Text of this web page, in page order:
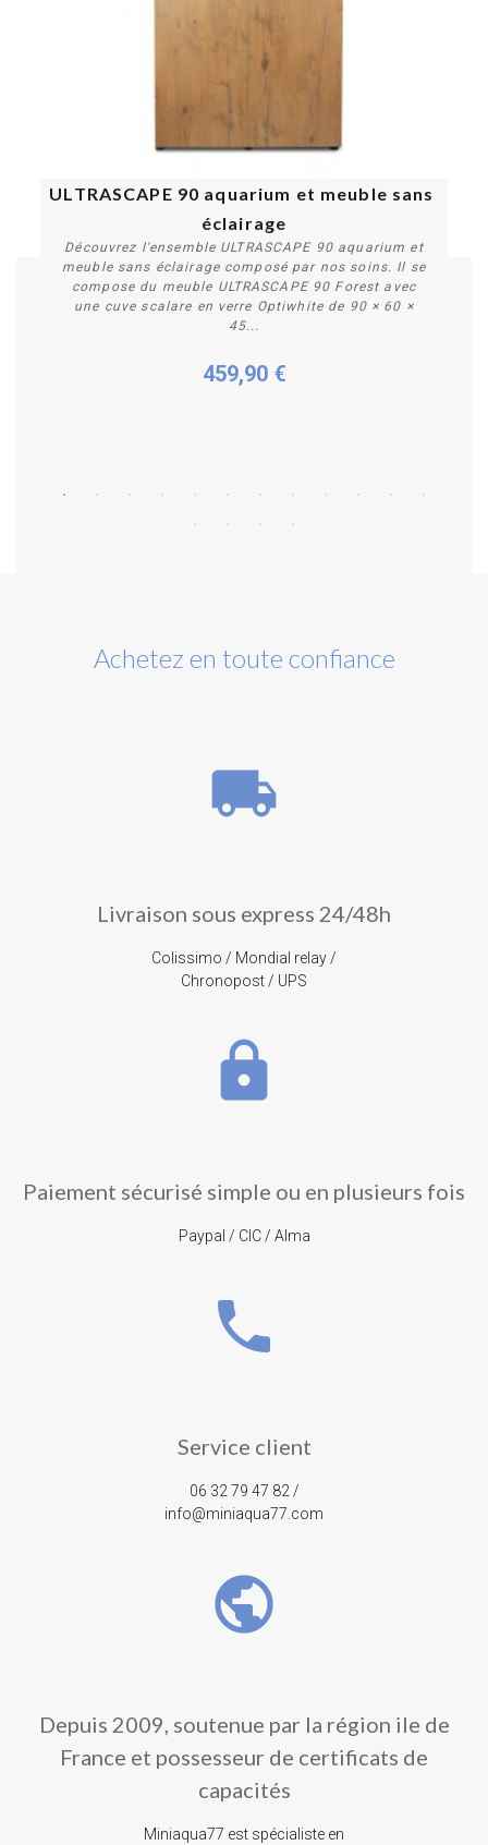
Acheter
ULTRASCAPE 90 aquarium et meuble sans
éclairage
Découvrez l'ensemble ULTRASCAPE 90 aquarium et
meuble sans éclairage composé par nos soins. Il se
compose du meuble ULTRASCAPE 90 Forest avec
une cuve scalare en verre Optiwhite de 90 × 60 ×
45...
459,90 €
Achetez en toute confiance
local_shipping
Livraison sous express 24/48h
Colissimo / Mondial relay /
Chronopost / UPS
lock
Paiement sécurisé simple ou en plusieurs fois
Paypal / CIC / Alma
phone
Service client
06 32 79 47 82 /
info@miniaqua77.com
public
Depuis 2009, soutenue par la région ile de
France et possesseur de certificats de
capacités
Miniaqua77 est spécialiste en